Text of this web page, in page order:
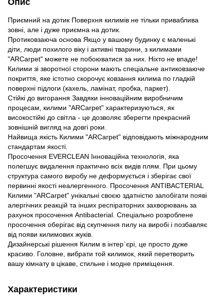
Приємний на дотик Поверхня килимів не тільки приваблива
зовні, але і дуже приємна на дотик.
Протиковзаюча основа Якщо у вашому будинку є маленькі
діти, люди похилого віку і активні тварини, з килимами
"ARCarpet" можете не побоюватися за них. Ніхто не впаде!
Килими зі зворотної сторони мають спеціальне антиковзаюче
покриття, яке істотно скорочує ковзання килима по гладкій
поверхні підлоги (кахель, ламінат, пробка, паркет).
Стійкі до вигорання Завдяки інноваційним виробничим
процесам, килими "ARCarpet" характеризуються, як
високостійкі до світла - це дозволяє зберегти прекрасний
зовнішній вигляд на довгі роки.
Найвища якість Килими "ARCarpet" відповідають міжнародним
стандартам якості.
Просочення EVERCLEAN Інноваційна технологія, яка
полегшує видалення практично всіх видів плям. При цьому
структура самого виробу не деформується і зберігає свої
первинні якості неалергенного. Просочення ANTIBACTERIAL
Килими "ARCarpet" унікальні своєю здатністю запобігати появі
алергічних реакцій та інших респіраторних захворювань за
рахунок просочення Antibacterial. Спеціально розроблене
просочення оберігає від скупчення пилу на виробі і позбавляє
від появи килимових жуків.
Дизайнерські рішення Килим в інтер`єрі, це просто дуже
красиво. Головне, вибрати той килимок, який перетворить
вашу кімнату в цікаве, стильне і модне приміщення.
Характеристики